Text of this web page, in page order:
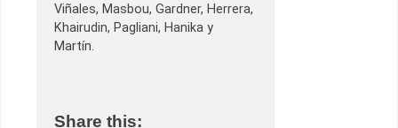
Viñales, Masbou, Gardner, Herrera,
Khairudin, Pagliani, Hanika y
Martín.
Share this: